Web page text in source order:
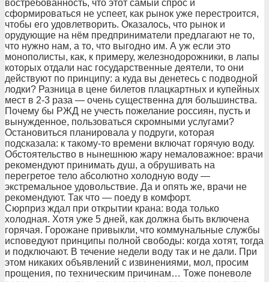
востребованность, что этот самый спрос и
сформироваться не успеет, как рынок уже перестроится,
чтобы его удовлетворить. Оказалось, что рынок и
орудующие на нём предприниматели предлагают не то,
что нужно нам, а то, что выгодно им. А уж если это
монополисты, как, к примеру, железнодорожники, в лапы
которых отдали нас государственные деятели, то они
действуют по принципу: а куда вы денетесь с подводной
лодки? Разница в цене билетов плацкартных и купейных
мест в 2-3 раза — очень существенна для большинства.
Почему бы РЖД не учесть пожелание россиян, пусть и
вынужденное, пользоваться скромными услугами?
Остановиться планировала у подруги, которая
подсказала: к такому-то времени включат горячую воду.
Обстоятельство в нынешнюю жару немаловажное: врачи
рекомендуют принимать душ, а обрушивать на
перегретое тело абсолютно холодную воду —
экстремальное удовольствие. Да и опять же, врачи не
рекомендуют. Так что — поеду в комфорт.
Сюрприз ждал при открытии крана: вода только
холодная. Хотя уже 5 дней, как должна быть включена
горячая. Горожане привыкли, что коммунальные службы
исповедуют принципы полной свободы: когда хотят, тогда
и подключают. В течение недели воду так и не дали. При
этом никаких объявлений с извинениями, мол, просим
прощения, по техническим причинам… Тоже поневоле